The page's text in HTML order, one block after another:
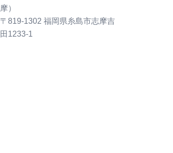
摩）
〒819-1302 福岡県糸島市志摩吉
田1233-1